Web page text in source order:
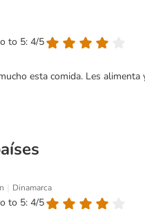
to 5: 4/5
esta comida. Les
| Dinamarca
to 5: 4/5